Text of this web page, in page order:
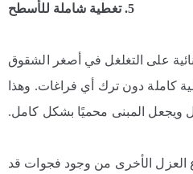
5. تغطية شاملة للأسطح
على التغلغل في أصغر الشقوق
كاملة دون ترك أي فراغات. وهذا
ويجعل المبنى محميًا بشكل كامل.
العزل الأخرى من وجود فجوات قد